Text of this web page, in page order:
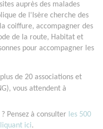
auprès des malades
de l'Isère cherche des
coiffure, accompagner des
de la route, Habitat et
pour accompagner les
de 20 associations et
vous attendent à
Pensez à consulter les 500
ici.